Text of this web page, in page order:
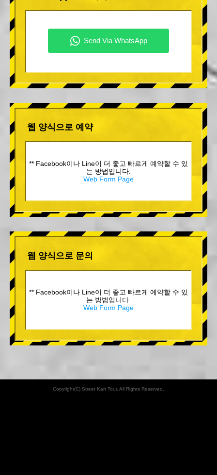
웹 양식으로 예약
** Facebook이나 Line이 더 좋고 빠르게 예약할 수 있
는 방법입니다.
Web Form Page
웹 양식으로 문의
** Facebook이나 Line이 더 좋고 빠르게 예약할 수 있
는 방법입니다.
Web Form Page
Copyright(C) Street Kart Tour. All Rights Reserved.